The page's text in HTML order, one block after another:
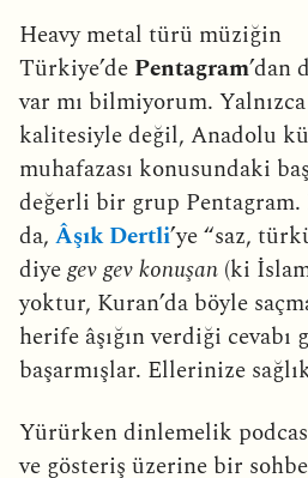
Heavy metal türü müziğin
Türkiye’de Pentagram’dan
var mı bilmiyorum.
kalitesiyle değil, Anadolu
muhafazası konusundaki
değerli bir grup Pentagram.
da, Âşık Dertli’ye “saz,
diyegev gev konuşan (ki
yoktur, Kuran’da böyle
herife âşığın verdiği cevabı
başarmışlar. Ellerinize
Yürürken dinlemelik
ve gösteriş üzerine bir